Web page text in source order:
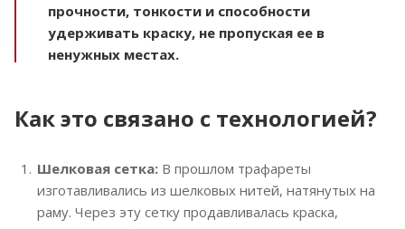
прочности, тонкости и способности
удерживать краску, не пропуская ее в
ненужных местах.
Как это связано с технологией?
Шелковая сетка: В прошлом трафареты
изготавливались из шелковых нитей, натянутых на
раму. Через эту сетку продавливалась краска,